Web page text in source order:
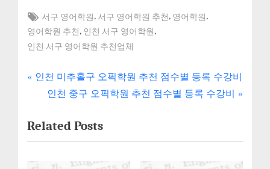
Tags:
서구 영어학원, 서구 영어학원 추천, 영어학원,
영어학원 추천, 인천 서구 영어학원,
인천 서구 영어학원 추천업체
글
비
P
v
i
인천 미추홀구 오픽학원 추천 점수별 등록 수강비
N
x
t
인천 중구 오픽학원 추천 점수별 등록 수강비
Related Posts